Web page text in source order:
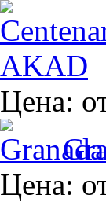
Цена:
Цена: